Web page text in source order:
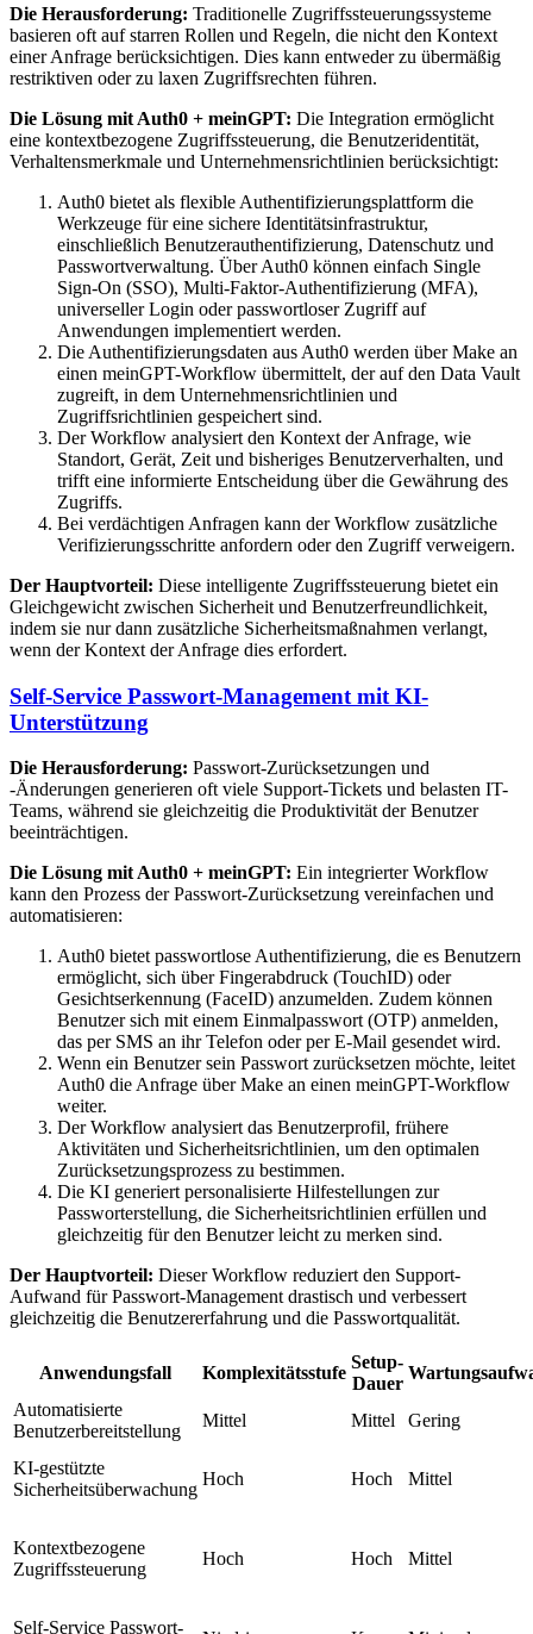
Die Herausforderung: Traditionelle Zugriffssteuerungssysteme
basieren oft auf starren Rollen und Regeln, die nicht den Kontext
einer Anfrage berücksichtigen. Dies kann entweder zu übermäßig
restriktiven oder zu laxen Zugriffsrechten führen.
Die Lösung mit Auth0 + meinGPT: Die Integration ermöglicht
eine kontextbezogene Zugriffssteuerung, die Benutzeridentität,
Verhaltensmerkmale und Unternehmensrichtlinien berücksichtigt:
Auth0 bietet als flexible Authentifizierungsplattform die
Werkzeuge für eine sichere Identitätsinfrastruktur,
einschließlich Benutzerauthentifizierung, Datenschutz und
Passwortverwaltung. Über Auth0 können einfach Single
Sign-On (SSO), Multi-Faktor-Authentifizierung (MFA),
universeller Login oder passwortloser Zugriff auf
Anwendungen implementiert werden.
Die Authentifizierungsdaten aus Auth0 werden über Make an
einen meinGPT-Workflow übermittelt, der auf den Data Vault
zugreift, in dem Unternehmensrichtlinien und
Zugriffsrichtlinien gespeichert sind.
Der Workflow analysiert den Kontext der Anfrage, wie
Standort, Gerät, Zeit und bisheriges Benutzerverhalten, und
trifft eine informierte Entscheidung über die Gewährung des
Zugriffs.
Bei verdächtigen Anfragen kann der Workflow zusätzliche
Verifizierungsschritte anfordern oder den Zugriff verweigern.
Der Hauptvorteil: Diese intelligente Zugriffssteuerung bietet ein
Gleichgewicht zwischen Sicherheit und Benutzerfreundlichkeit,
indem sie nur dann zusätzliche Sicherheitsmaßnahmen verlangt,
wenn der Kontext der Anfrage dies erfordert.
Self-Service Passwort-Management mit KI-
Unterstützung
Die Herausforderung: Passwort-Zurücksetzungen und
-Änderungen generieren oft viele Support-Tickets und belasten IT-
Teams, während sie gleichzeitig die Produktivität der Benutzer
beeinträchtigen.
Die Lösung mit Auth0 + meinGPT: Ein integrierter Workflow
kann den Prozess der Passwort-Zurücksetzung vereinfachen und
automatisieren:
Auth0 bietet passwortlose Authentifizierung, die es Benutzern
ermöglicht, sich über Fingerabdruck (TouchID) oder
Gesichtserkennung (FaceID) anzumelden. Zudem können
Benutzer sich mit einem Einmalpasswort (OTP) anmelden,
das per SMS an ihr Telefon oder per E-Mail gesendet wird.
Wenn ein Benutzer sein Passwort zurücksetzen möchte, leitet
Auth0 die Anfrage über Make an einen meinGPT-Workflow
weiter.
Der Workflow analysiert das Benutzerprofil, frühere
Aktivitäten und Sicherheitsrichtlinien, um den optimalen
Zurücksetzungsprozess zu bestimmen.
Die KI generiert personalisierte Hilfestellungen zur
Passworterstellung, die Sicherheitsrichtlinien erfüllen und
gleichzeitig für den Benutzer leicht zu merken sind.
Der Hauptvorteil: Dieser Workflow reduziert den Support-
Aufwand für Passwort-Management drastisch und verbessert
gleichzeitig die Benutzererfahrung und die Passwortqualität.
Anwendungsfall Komplexitätsstufe
Setup-
Dauer
Automatisierte
Benutzerbereitstellung
Mittel Mittel Gering
KI-gestützte
Sicherheitsüberwachung
Hoch Hoch Mittel
Kontextbezogene
Zugriffssteuerung
Hoch Hoch Mittel
Self-Service Passwort-